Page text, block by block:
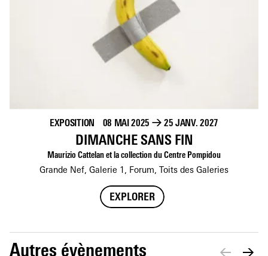
EXPOSITION 08 MAI 2025 → 25 JANV. 2027
DIMANCHE SANS FIN
Maurizio Cattelan et la collection du Centre Pompidou
Grande Nef, Galerie 1, Forum, Toits des Galeries
EXPLORER
Autres évènements